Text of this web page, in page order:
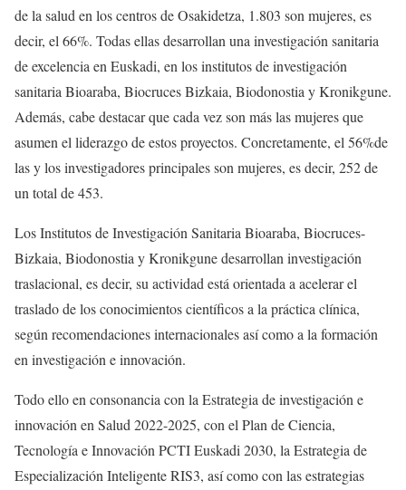
de la salud en los centros de Osakidetza, 1.803 son mujeres, es
decir, el 66%. Todas ellas desarrollan una investigación sanitaria
de excelencia en Euskadi, en los institutos de investigación
sanitaria Bioaraba, Biocruces Bizkaia, Biodonostia y Kronikgune.
Además, cabe destacar que cada vez son más las mujeres que
asumen el liderazgo de estos proyectos. Concretamente, el 56%de
las y los investigadores principales son mujeres, es decir, 252 de
un total de 453.
Los Institutos de Investigación Sanitaria Bioaraba, Biocruces-
Bizkaia, Biodonostia y Kronikgune desarrollan investigación
traslacional, es decir, su actividad está orientada a acelerar el
traslado de los conocimientos científicos a la práctica clínica,
según recomendaciones internacionales así como a la formación
en investigación e innovación.
Todo ello en consonancia con la Estrategia de investigación e
innovación en Salud 2022-2025, con el Plan de Ciencia,
Tecnología e Innovación PCTI Euskadi 2030, la Estrategia de
Especialización Inteligente RIS3, así como con las estrategias